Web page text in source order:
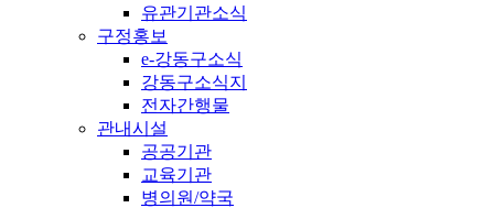
유관기관소식
구정홍보
e-강동구소식
강동구소식지
전자간행물
관내시설
공공기관
교육기관
병의원/약국